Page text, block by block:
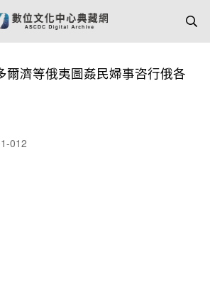
爾濟等俄夷圖姦民婦事咨行俄各
012